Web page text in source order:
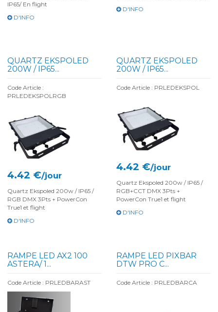
IP65/ En flight
D'INFO
D'INFO
QUARTZ EKSPOLED
200W / IP65...
Code Article :
PRLEDEKSPOLRGB
4.42 €/jour
Quartz Ekspoled 200w / IP65 /
RGB DMX 3Pts + PowerCon
True1 et flight
D'INFO
QUARTZ EKSPOLED
200W / IP65...
Code Article : PRLEDEKSPOL
4.42 €/jour
Quartz Ekspoled 200w / IP65 /
RGB+CCT DMX 3Pts +
PowerCon True1 et flight
D'INFO
RAMPE LED AX2 100
ASTERA/ 1...
Code Article : PRLEDBARAST
RAMPE LED PIXBAR
DTW PRO C...
Code Article : PRLEDBARCA